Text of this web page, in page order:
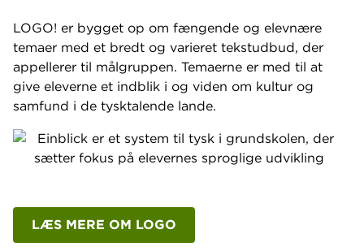
LOGO! er bygget op om fængende og elevnære
temaer med et bredt og varieret tekstudbud, der
appellerer til målgruppen. Temaerne er med til at
give eleverne et indblik i og viden om kultur og
samfund i de tysktalende lande.
LÆS MERE OM LOGO